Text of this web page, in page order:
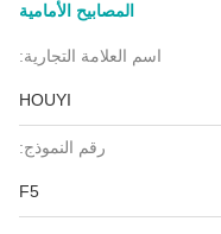
المصابيح الأمامية
اسم العلامة التجارية:
HOUYI
رقم النموذج:
F5